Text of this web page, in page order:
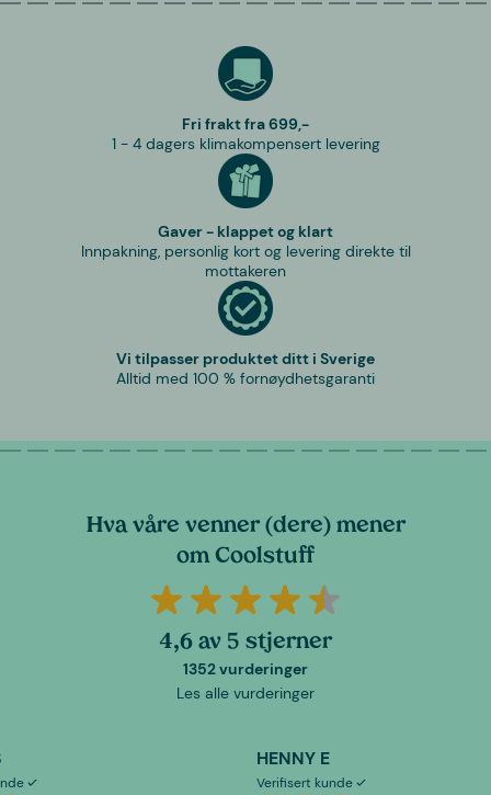
Fri frakt fra 699,-
1 - 4 dagers klimakompensert levering
Gaver - klappet og klart
Innpakning, personlig kort og levering direkte til
mottakeren
Vi tilpasser produktet ditt i Sverige
Alltid med 100 % fornøydhetsgaranti
Hva våre venner (dere) mener
om Coolstuff
4,6 av 5 stjerner
1352 vurderinger
Les alle vurderinger
HENNY E
Verifisert kunde